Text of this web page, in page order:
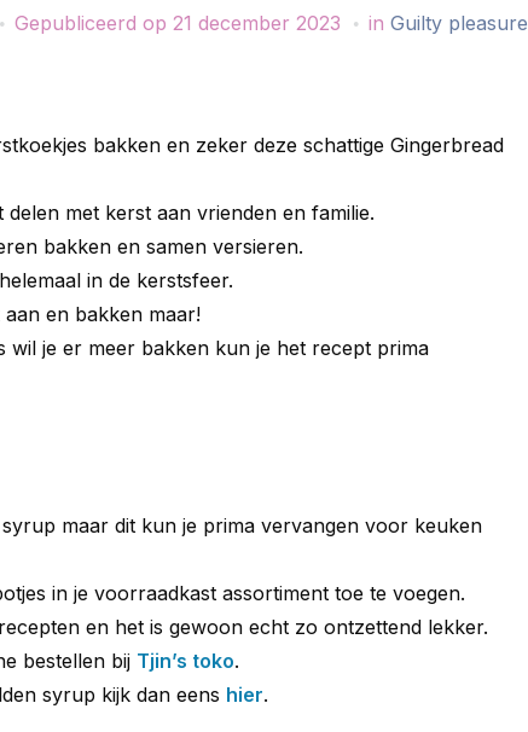
Gepubliceerd op 21 december 2023 in Guilty pleasure
bakken en zeker deze schattige Gingerbread
met kerst aan vrienden en familie.
bakken en samen versieren.
in de kerstsfeer.
en bakken maar!
wil je er meer bakken kun je het recept prima
maar dit kun je prima vervangen voor keuken
in je voorraadkast assortiment toe te voegen.
en het is gewoon echt zo ontzettend lekker.
bestellen bij Tjin’s toko.
syrup kijk dan eens hier.